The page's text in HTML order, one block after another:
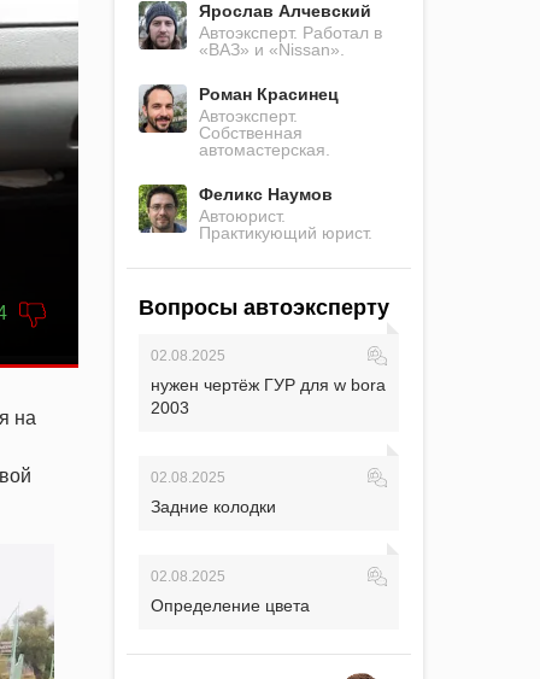
на
Ярослав Алчевский
Автоэксперт. Работал в
«ВАЗ» и «Nissan».
Роман Красинец
Автоэксперт.
Собственная
автомастерская.
Феликс Наумов
Автоюрист.
Практикующий юрист.
Вопросы автоэксперту
02.08.2025
нужен чертёж ГУР для w bora
2003
02.08.2025
Задние колодки
02.08.2025
Определение цвета